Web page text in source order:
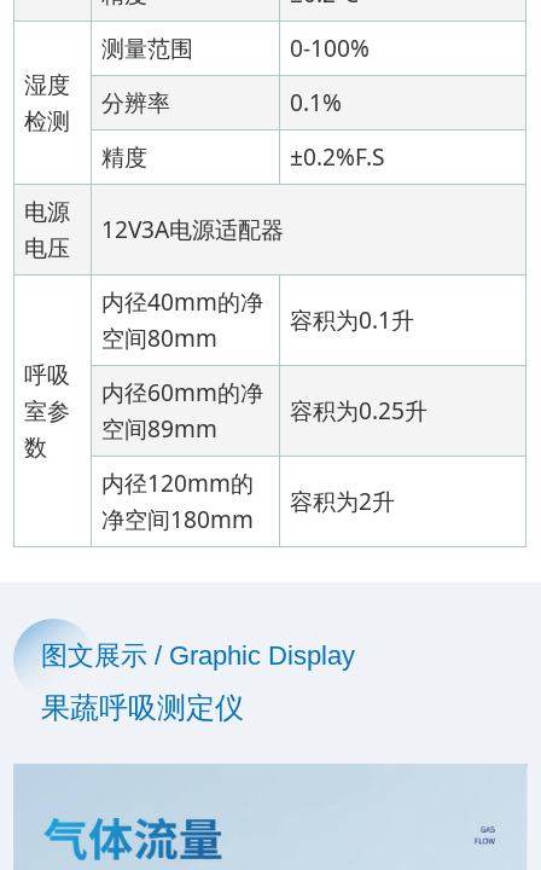
湿度
检测
测量范围
0-100%
分辨率
0.1%
精度
±0.2%F.S
电源
电压
12V3A电源适配器
呼吸
室参
数
内径40mm的净
空间80mm
容积为0.1升
内径60mm的净
空间89mm
容积为0.25升
内径120mm的
净空间180mm
容积为2升
图文展示 / Graphic Display
果蔬呼吸测定仪